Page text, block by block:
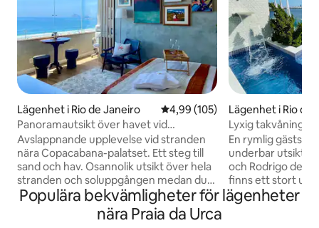
Lägenhet i Rio de Janeiro 4,99 av 5 i genomsnittligt
4,99 (105)
Panoramautsikt över havet vid
Copacabana | Badkar för 2 personer
Avslappnande upplevelse vid stranden
nära Copacabana-palatset. Ett steg till
sand och hav. Osannolik utsikt över hela
stranden och soluppgången medan du
njuter av ett bad i badkaret. För ultimat
avkoppling: justerbar säng med
fjärrkontroll för att höja huvud/fötter,
Lägenhet i Rio de
Lyxig takvåning
avskildhet.
En rymlig gästsvit
underbar utsikt
och Rodrigo de
finns ett stort
pool och
ångbastu med
Populära bekvämligheter för lägenheter
nära Praia da Urca